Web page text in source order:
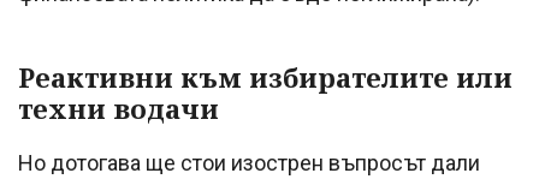
Реактивни към избирателите или
техни водачи
Но дотогава ще стои изострен въпросът дали